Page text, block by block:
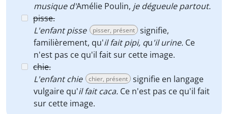
musique d'Amélie Poulin, je dégueule partout.
pisse.
L'enfant pisse
pisser, présent signifie,
familièrement, qu'il fait pipi, qu'il urine. Ce
n'est pas ce qu'il fait sur cette image.
chie.
L'enfant chie
chier, présent signifie en langage
vulgaire qu'il fait caca. Ce n'est pas ce qu'il fait
sur cette image.